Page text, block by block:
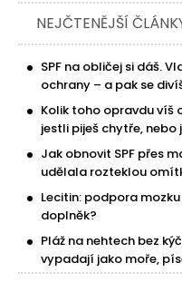
NEJČTENĚJŠÍ
SPF na obličej si dáš.
ochrany – a pak se
Kolik toho opravdu víš
jestli piješ chytře, nebo
Jak obnovit SPF přes
udělala rozteklou
Lecitin: podpora
doplněk?
Pláž na nehtech bez
vypadají jako moře,